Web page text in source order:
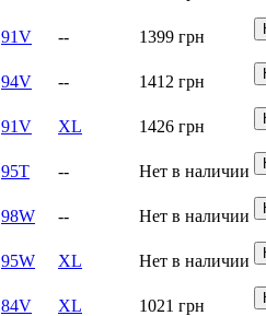
91V -- 1399 грн
94V -- 1412 грн
91V XL 1426 грн
95T -- Нет в наличии
98W -- Нет в наличии
95W XL Нет в наличии
84V XL 1021 грн